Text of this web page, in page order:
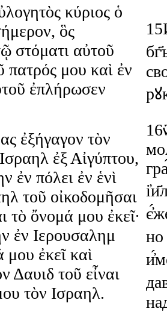
κύριος ὁ
, ὃς
στόματι αὐτοῦ
πατρός μου καὶ ἐν
ἐπλήρωσεν
15
ἐξήγαγον τὸν
Ισραηλ ἐξ Αἰγύπτου,
ἐν πόλει ἐν ἑνὶ
τοῦ οἰκοδομῆσαι
τὸ ὄνομά μου ἐκεῖ·
ἐν Ιερουσαλημ
μου ἐκεῖ καὶ
Δαυιδ τοῦ εἶναι
τὸν Ισραηλ.
16
но